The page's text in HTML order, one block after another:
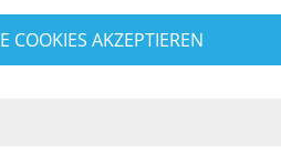
hinausgeht.
erfolgen.
COOKIES AKZEPTIEREN